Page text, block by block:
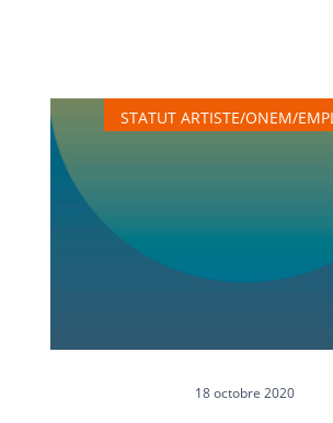
STATUT ARTISTE/ONEM/
18 octobre 2020